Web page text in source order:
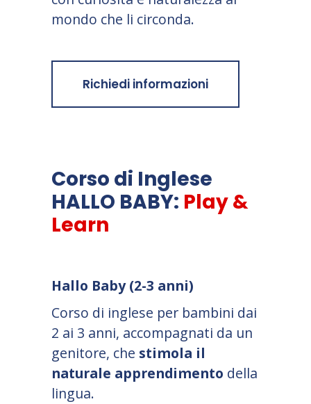
mondo che li circonda.
Richiedi informazioni
Corso di Inglese
HALLO BABY: Play &
Learn
Hallo Baby (2-3 anni)
Corso di inglese per bambini dai
2 ai 3 anni, accompagnati da un
genitore, che stimola il
naturale apprendimento della
lingua.